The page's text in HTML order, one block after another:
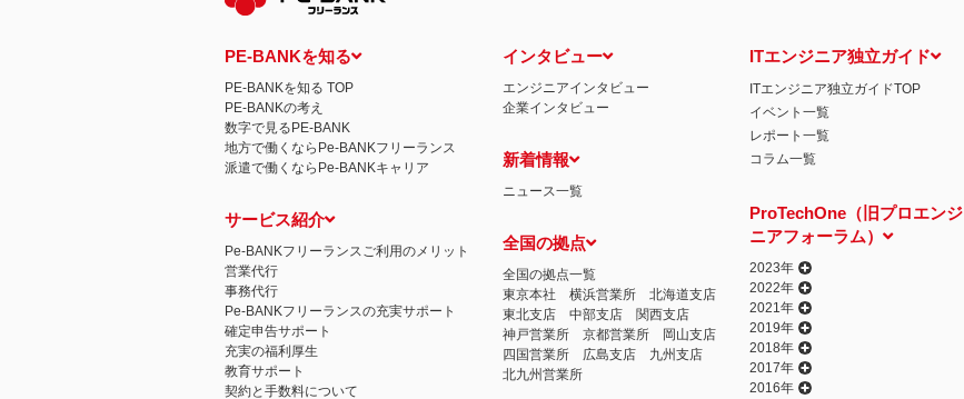
PE-BANKを知る
PE-BANKを知る TOP
PE-BANKの考え
数字で見るPE-BANK
地方で働くならPe-BANKフリーランス
派遣で働くならPe-BANKキャリア
サービス紹介
Pe-BANKフリーランスご利用のメリット
営業代行
事務代行
Pe-BANKフリーランスの充実サポート
確定申告サポート
充実の福利厚生
教育サポート
契約と手数料について
インタビュー
エンジニアインタビュー
企業インタビュー
新着情報
ニュース一覧
全国の拠点
全国の拠点一覧
東京本社
横浜営業所
北海道支店
東北支店
中部支店
関西支店
神戸営業所
京都営業所
岡山支店
四国営業所
広島支店
九州支店
北九州営業所
ITエンジニア独立ガイド
ITエンジニア独立ガイドTOP
イベント一覧
レポート一覧
コラム一覧
ProTechOne（旧プロエンジ
ニアフォーラム）
2023年
2022年
2021年
2019年
2018年
2017年
2016年